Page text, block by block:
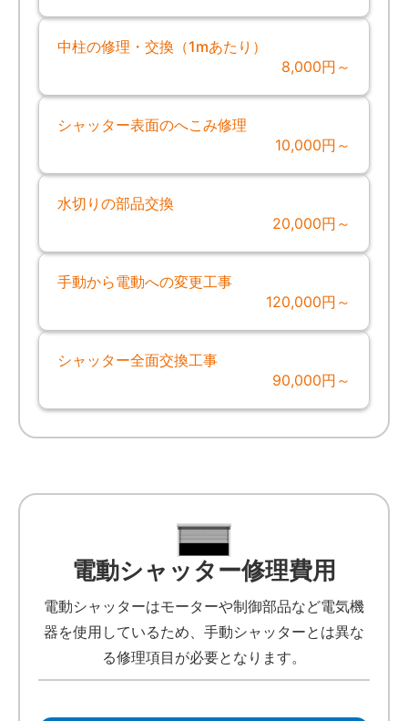
中柱の修理・交換（1mあたり）
8,000円～
シャッター表面のへこみ修理
10,000円～
水切りの部品交換
20,000円～
手動から電動への変更工事
120,000円～
シャッター全面交換工事
90,000円～
電動シャッター修理費用
電動シャッターはモーターや制御部品など電気機
器を使用しているため、手動シャッターとは異な
る修理項目が必要となります。